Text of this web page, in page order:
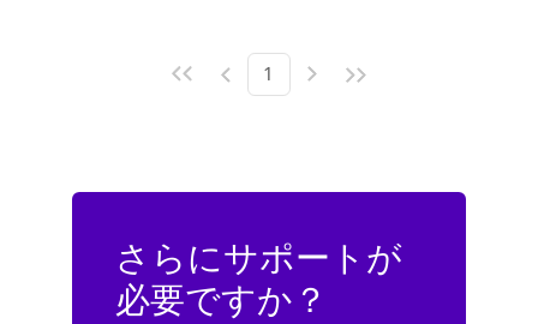
1
さらにサポートが
必要ですか？